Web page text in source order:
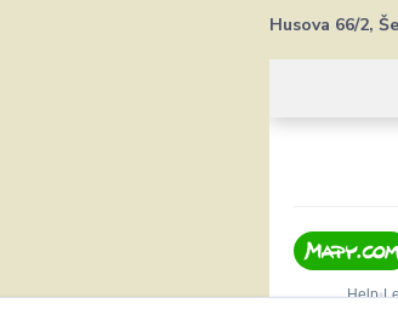
Husova 66/2,